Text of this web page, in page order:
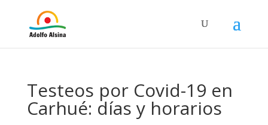
Testeos por Covid-19 en
Carhué: días y horarios